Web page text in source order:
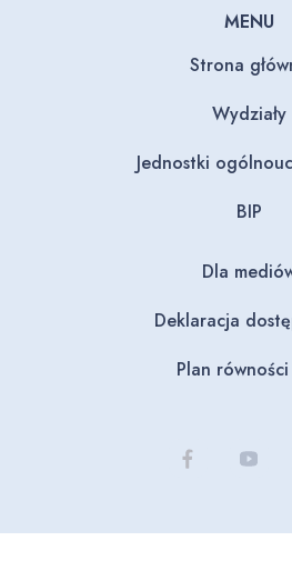
MENU
Strona
Wydziały
Jednostki
BIP
Dla
Deklaracja
Plan równości